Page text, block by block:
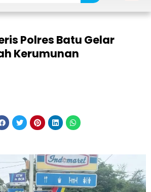
Polres Batu Gelar
Kerumunan